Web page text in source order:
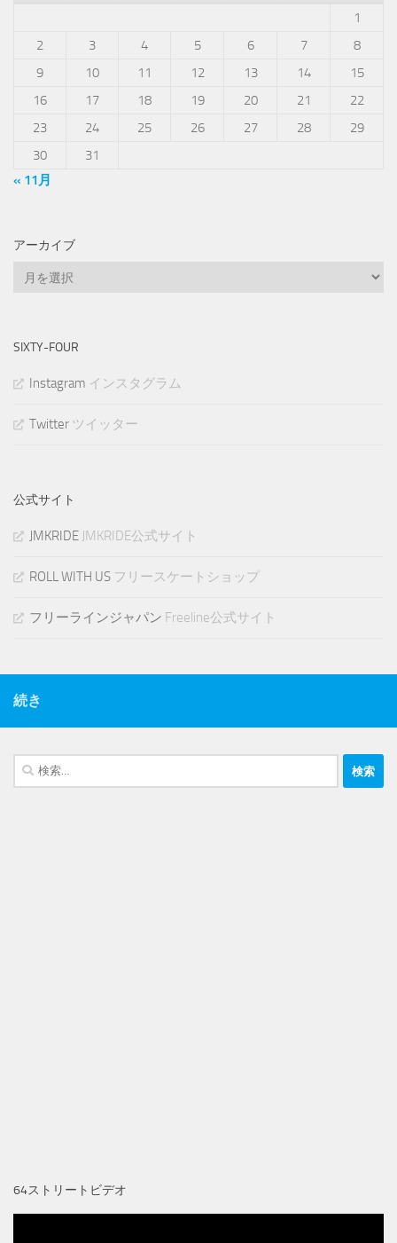
1
2
3 4 5 6 7
8
9
10 11 12 13 14
15
16
17 18 19 20 21
22
23
24 25 26 27 28
29
30
31
« 11月
アーカイブ
ブ
SIXTY-FOUR
Instagram インスタグラム
Twitter ツイッター
公式サイト
JMKRIDE JMKRIDE公式サイト
ROLL WITH US フリースケートショップ
フリーラインジャパン Freeline公式サイト
続き
検
索:
64ストリートビデオ